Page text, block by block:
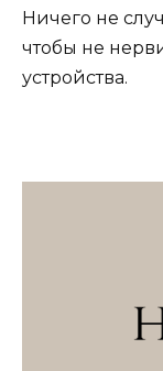
Ничего не
чтобы не
устройства.